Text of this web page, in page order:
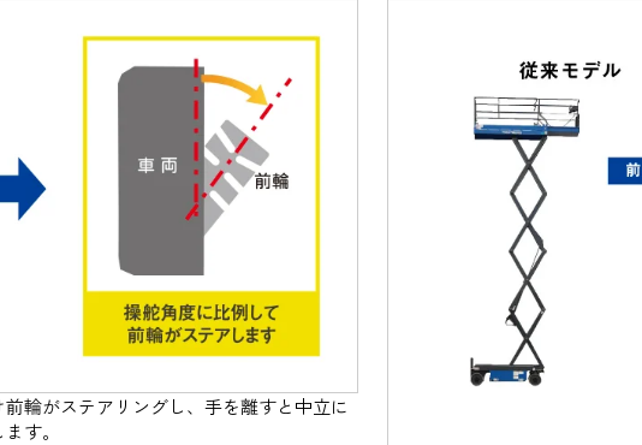
輪がステアリングし、手を離すと中立に
す。